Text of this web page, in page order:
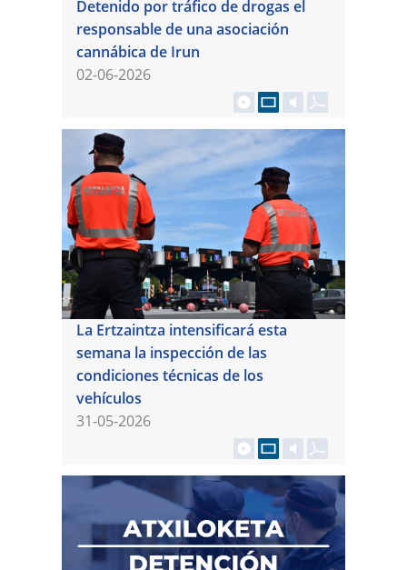
Detenido por tráfico de drogas el
responsable de una asociación
cannábica de Irun
02-06-2026
La Ertzaintza intensificará esta
semana la inspección de las
condiciones técnicas de los
vehículos
31-05-2026